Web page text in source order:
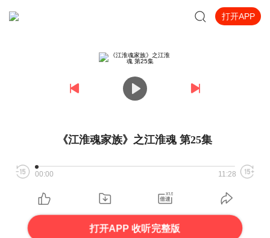
打开APP
《江淮魂家族》之江淮魂 第25集
00:00 11:28
打开APP 收听完整版